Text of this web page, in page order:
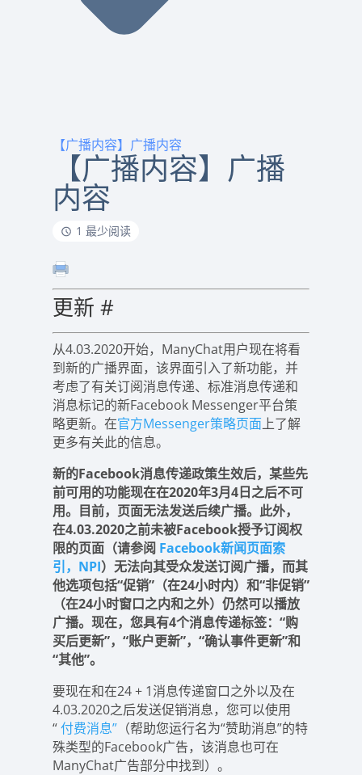
【广播内容】广播内容
【广播内容】广播
内容
1 最少阅读
更新 #
从4.03.2020开始，ManyChat用户现在将看
到新的广播界面，该界面引入了新功能，并
考虑了有关订阅消息传递、标准消息传递和
消息标记的新Facebook Messenger平台策
略更新。在官方Messenger策略页面上了解
更多有关此的信息。
新的Facebook消息传递政策生效后，某些先
前可用的功能现在在2020年3月4日之后不可
用。目前，页面无法发送后续广播。此外，
在4.03.2020之前未被Facebook授予订阅权
限的页面（请参阅 Facebook新闻页面索
引，NPI）无法向其受众发送订阅广播，而其
他选项包括“促销”（在24小时内）和“非促销”
（在24小时窗口之内和之外）仍然可以播放
广播。现在，您具有4个消息传递标签：“购
买后更新”，“账户更新”，“确认事件更新”和
“其他”。
要现在和在24 + 1消息传递窗口之外以及在
4.03.2020之后发送促销消息，您可以使用
“付费消息” （帮助您运行名为“赞助消息”的特
殊类型的Facebook广告，该消息也可在
ManyChat广告部分中找到）。